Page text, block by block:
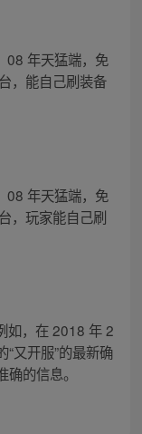
08 年天猛端，免
，能自己刷装备
08 年天猛端，免
，玩家能自己刷
如，在 2018 年 2
又开服”的最新确
的信息。